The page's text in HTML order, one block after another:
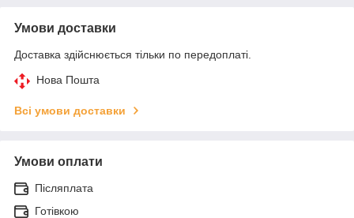
Умови доставки
Доставка здійснюється тільки по передоплаті.
Нова Пошта
Всі умови доставки
Умови оплати
Післяплата
Готівкою